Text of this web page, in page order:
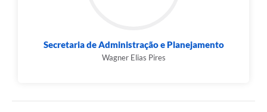
Secretaria de Administração e Planejamento
Wagner Elias Pires